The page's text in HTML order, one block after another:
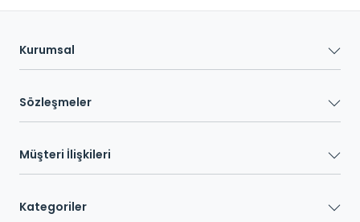
Kurumsal
Sözleşmeler
Müşteri İlişkileri
Kategoriler